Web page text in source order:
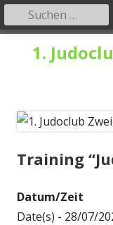
1.
Primäres
Menü
Training
Datum/Zeit
Date(s) - 28/07/